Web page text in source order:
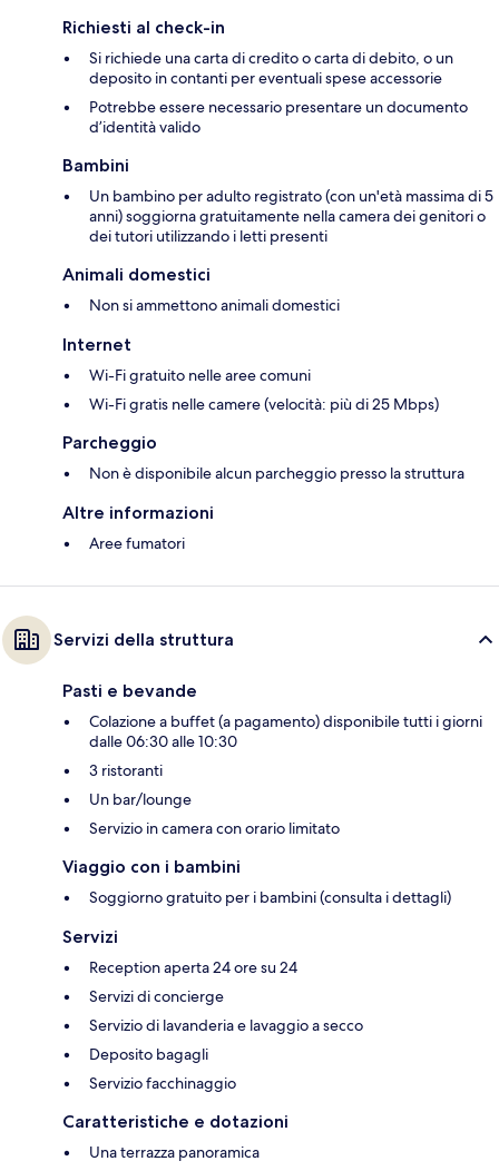
Richiesti al check-in
Si richiede una carta di credito o carta di debito, o un
deposito in contanti per eventuali spese accessorie
Potrebbe essere necessario presentare un documento
d’identità valido
Bambini
Un bambino per adulto registrato (con un'età massima di 5
anni) soggiorna gratuitamente nella camera dei genitori o
dei tutori utilizzando i letti presenti
Animali domestici
Non si ammettono animali domestici
Internet
Wi-Fi gratuito nelle aree comuni
Wi-Fi gratis nelle camere (velocità: più di 25 Mbps)
Parcheggio
Non è disponibile alcun parcheggio presso la struttura
Altre informazioni
Aree fumatori
Servizi della struttura
Pasti e bevande
Colazione a buffet (a pagamento) disponibile tutti i giorni
dalle 06:30 alle 10:30
3 ristoranti
Un bar/lounge
Servizio in camera con orario limitato
Viaggio con i bambini
Soggiorno gratuito per i bambini (consulta i dettagli)
Servizi
Reception aperta 24 ore su 24
Servizi di concierge
Servizio di lavanderia e lavaggio a secco
Deposito bagagli
Servizio facchinaggio
Caratteristiche e dotazioni
Una terrazza panoramica